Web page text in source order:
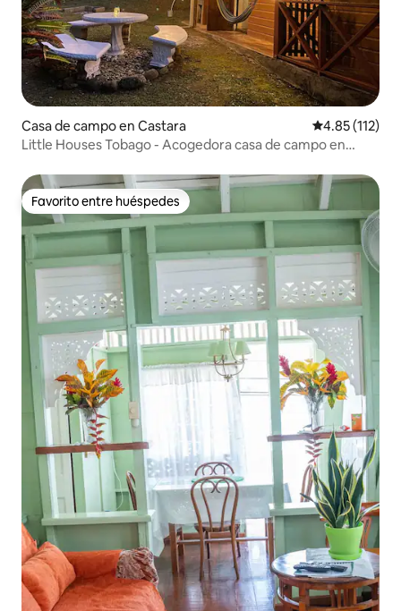
Casa de campo en Castara Calificación
4.85 (112)
Little Houses Tobago - Acogedora casa de campo en
Favorito entre huéspedes
Favorito entre huéspedes